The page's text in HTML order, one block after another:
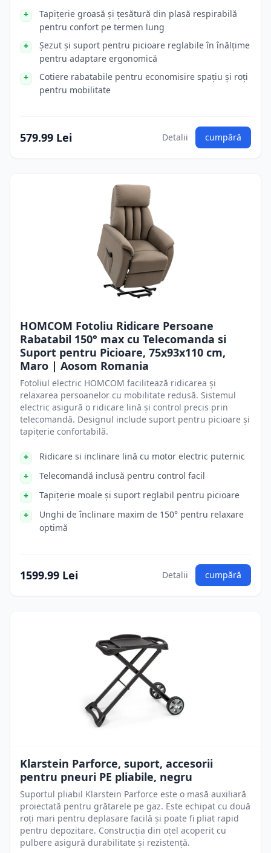
Tapițerie groasă și țesătură din plasă respirabilă
pentru confort pe termen lung
Șezut și suport pentru picioare reglabile în înălțime
pentru adaptare ergonomică
Cotiere rabatabile pentru economisire spațiu și roți
pentru mobilitate
579.99 Lei Detalii cumpără
HOMCOM Fotoliu Ridicare Persoane
Rabatabil 150° max cu Telecomanda si
Suport pentru Picioare, 75x93x110 cm,
Maro | Aosom Romania
Fotoliul electric HOMCOM facilitează ridicarea și
relaxarea persoanelor cu mobilitate redusă. Sistemul
electric asigură o ridicare lină și control precis prin
telecomandă. Designul include suport pentru picioare și
tapițerie confortabilă.
Ridicare si inclinare lină cu motor electric puternic
Telecomandă inclusă pentru control facil
Tapițerie moale și suport reglabil pentru picioare
Unghi de înclinare maxim de 150° pentru relaxare
optimă
1599.99 Lei Detalii cumpără
Klarstein Parforce, suport, accesorii
pentru pneuri PE pliabile, negru
Suportul pliabil Klarstein Parforce este o masă auxiliară
proiectată pentru grătarele pe gaz. Este echipat cu două
roți mari pentru deplasare facilă și poate fi pliat rapid
pentru depozitare. Construcția din oțel acoperit cu
pulbere asigură durabilitate și rezistență.